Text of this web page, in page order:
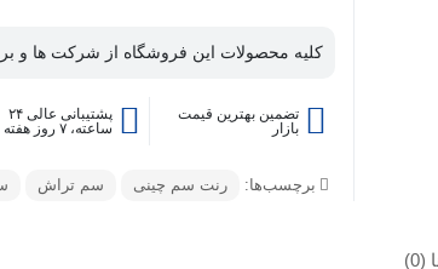
کلیه محصولات این فروشگاه از شرکت ها و
تضمین بهترین قیمت
بازار
پشتیبانی عالی ۲۴
ساعته، ۷ روز هفته
برچسب‌ها: رنت سم چینی سم تراش